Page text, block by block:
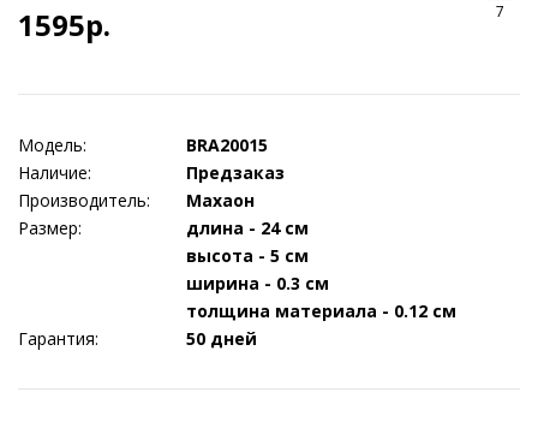
1595р. 7
Модель:
BRA20015
Наличие:
Предзаказ
Производитель:
Махаон
Размер:
длина - 24 см
высота - 5 см
ширина - 0.3 см
толщина материала - 0.12 см
Гарантия:
50 дней